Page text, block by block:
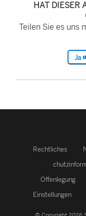
HAT DIESER
Teilen Sie es uns
Ja
Rechtliches
Offenlegung
Einstellungen